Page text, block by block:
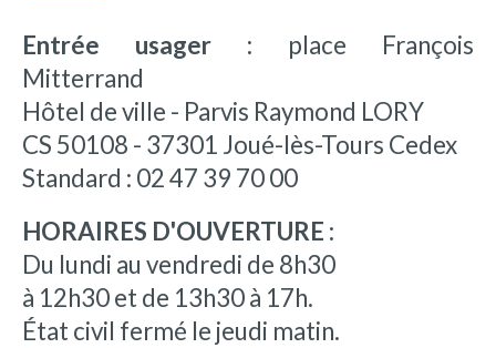
Entrée usager : place François
Mitterrand
Hôtel de ville - Parvis Raymond LORY
CS 50108 - 37301 Joué-lès-Tours Cedex
Standard : 02 47 39 70 00
HORAIRES D'OUVERTURE :
Du lundi au vendredi de 8h30
à 12h30 et de 13h30 à 17h.
État civil fermé le jeudi matin.